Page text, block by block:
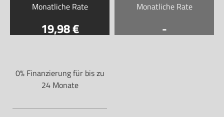
Monatliche Rate
19,98
0% Finanzierung für bis zu
24 Monate
Monatliche Rate
-